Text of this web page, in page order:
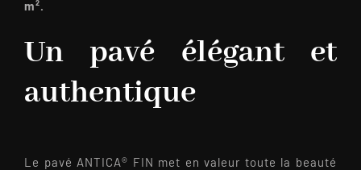
m².
Un pavé élégant et
authentique
Le pavé ANTICA® FIN met en valeur toute la beauté